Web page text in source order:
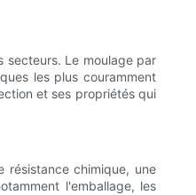
secteurs. Le moulage par
les plus couramment
et ses propriétés qui
chimique, une
l'emballage, les